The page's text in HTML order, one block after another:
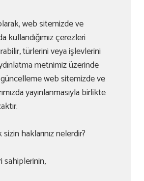
web sitemizde ve
kullandığımız çerezleri
türlerini veya işlevlerini
metnimiz üzerinde
web sitemizde ve
yayınlanmasıyla birlikte
haklarınız nelerdir?
sahiplerinin,